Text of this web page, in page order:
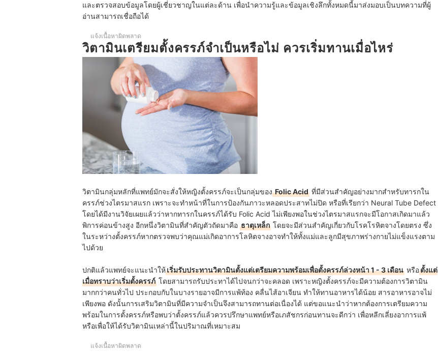
และตรวจสอบข้อมูลโดยผู้เชี่ยวชาญในแต่ละด้าน เพื่อนำความรู้และข้อมูลเชิงลึกทั้งหมดนี้มาส่งมอบเป็นบทความที่ผู้
อ่านสามารถเชื่อถือได้
แจ้งเนื้อหาผิดพลาด
วิตามินเตรียมตั้งครรภ์จำเป็นหรือไม่ ควรเริ่มทานเมื่อไหร่
วิตามินกลุ่มหลักที่แพทย์มักจะสั่งให้หญิงตั้งครรภ์จะเป็นกลุ่มของFolic Acid ที่มีส่วนสำคัญอย่างมากสำหรับทารกใน
ครรภ์ช่วงไตรมาสแรก เพราะจะทำหน้าที่ในการป้องกันภาวะหลอดประสาทไม่ปิด หรือที่เรียกว่า Neural Tube Defect
โดยได้มีงานวิจัยเผยแล้วว่าหากทารกในครรภ์ได้รับ Folic Acid ไม่เพียงพอในช่วงไตรมาสแรกจะมีโอกาสเกิดมาแล้ว
พิการค่อนข้างสูง อีกหนึ่งวิตามินที่สำคัญตัวถัดมาคือ ธาตุเหล็ก โดยจะมีส่วนสำคัญเกี่ยวกับโรคโรหิตจางโดยตรง ซึ่ง
ในระหว่างตั้งครรภ์หากตรวจพบว่าคุณแม่เกิดอาการโลหิตจางอาจทำให้ทั้งแม่และลูกมีสุขภาพร่างกายไม่แข็งแรงตาม
ไปด้วย
ปกติแล้วแพทย์จะแนะนำให้เริ่มรับประทานวิตามินตั้งแต่เตรียมความพร้อมเพื่อตั้งครรภ์ล่วงหน้า 1 - 3 เดือน หรือตั้งแต่
เมื่อทราบว่าเริ่มตั้งครรภ์ โดยสามารถรับประทาได้ไปจนกว่าจะคลอด เพราะหญิงตั้งครรภ์จะมีความต้องการวิตามิน
มากกว่าคนทั่วไป ประกอบกับในบางรายอาจมีการแพ้ท้อง คลื่นไส้อาเจียน ทำให้ทานอาหารได้น้อย สารอาหารอาจไม่
เพียงพอ ดังนั้นการเสริมวิตามินที่มีความจำเป็นจึงสามารถทานต่อเนื่องได้ แต่ขอแนะนำว่าหากต้องการเตรียมความ
พร้อมในการตั้งครรภ์หรือพบว่าตั้งครรภ์แล้วควรปรึกษาแพทย์หรือเภสัชกรก่อนทานจะดีกว่า เพื่อหลีกเลี่ยงอาการแพ้
หรือเพื่อให้ได้รับวิตามินเหล่านี้ในปริมาณที่เหมาะสม
แจ้งเนื้อหาผิดพลาด